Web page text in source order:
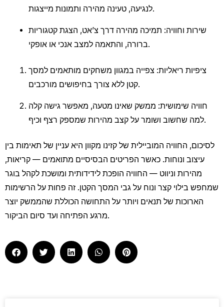
לנגיעה, טעינה מהירה ותמונות מייצגות.
שירות וחוויה: תמיכה מהירה דרך צ’אט, הצגת קטגוריות
ברורה, והתאמה למצב אנכי או אופקי.
ציפיות ריאליות: צפייה במגוון משחקים מותאמים למסך
קטן ללא צורך בחיפושים מורכבים.
חוויה שימושית: ממשק שאינו מטעה, מאפשר גישה קלה
למה שחשוב ושומר על קצב מהירות שמספק רצף וכיף.
לסיכום, החוויה המוביילית של קזינו מקוון היא עניין של תאימות בין
עיצוב ונוחות. כאשר הפריטים הבסיסיים מתואמים — קריאות,
מהירות וניווט — החוויה הופכת לידידותית ומושכת לקהל בוגר
שמחפש בילוי קצר ונוח על גבי המסך הקטן. זה פחות על הרשימות
הארוכות של תנאים ויותר על התחושה הכוללת שהממשק יוצר
מרגע הפתיחה ועד סיום הביקור.